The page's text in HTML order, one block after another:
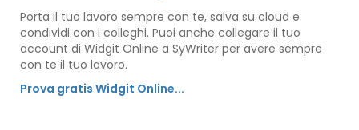
Porta il tuo lavoro sempre con te, salva su cloud e
condividi con i colleghi. Puoi anche collegare il tuo
account di Widgit Online a SyWriter per avere sempre
con te il tuo lavoro.
Prova gratis Widgit Online...